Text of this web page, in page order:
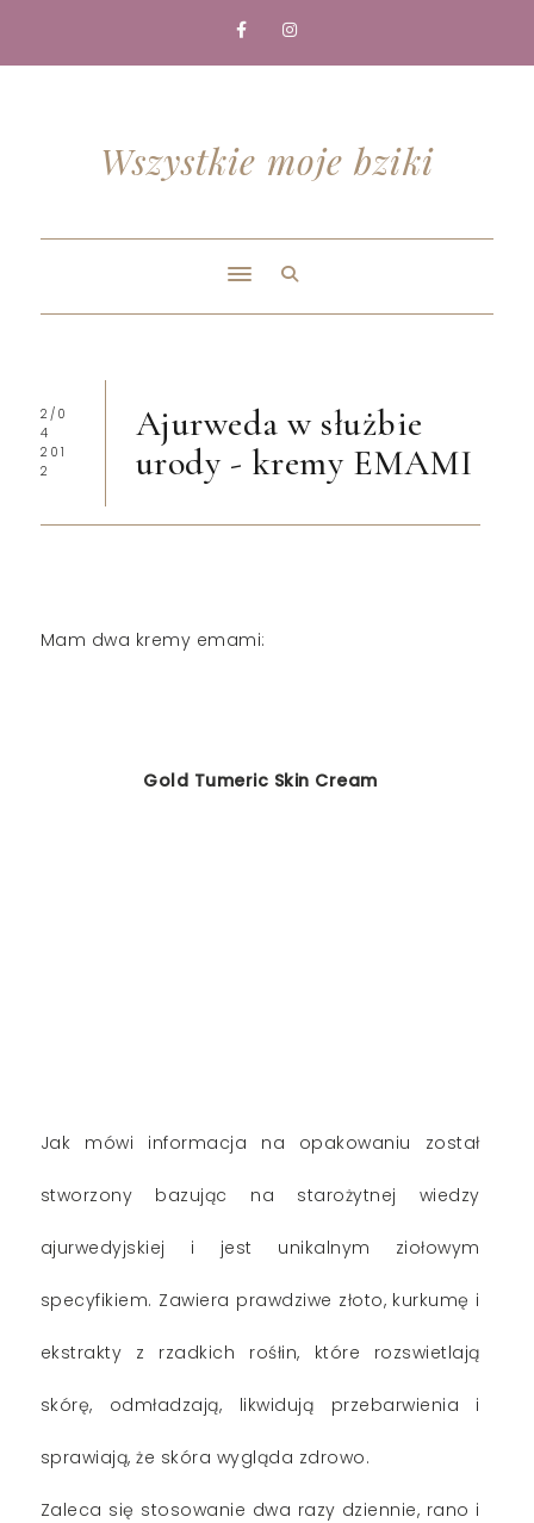
Wszystkie moje bziki
2/0
4
201
2
Ajurweda w służbie
urody - kremy EMAMI
Mam dwa kremy emami:
Gold Tumeric Skin Cream
Jak mówi informacja na opakowaniu został
stworzony bazując na starożytnej wiedzy
ajurwedyjskiej i jest unikalnym ziołowym
specyfikiem. Zawiera prawdziwe złoto, kurkumę i
ekstrakty z rzadkich rośłin, które rozswietlają
skórę, odmładzają, likwidują przebarwienia i
sprawiają, że skóra wygląda zdrowo.
Zaleca się stosowanie dwa razy dziennie, rano i